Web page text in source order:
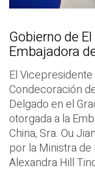
Gobierno de
Embajadora
El
Condecoración
Delgado en el
otorgada a la
China, Sra. Ou
por la Ministra de
Alexandra Hill